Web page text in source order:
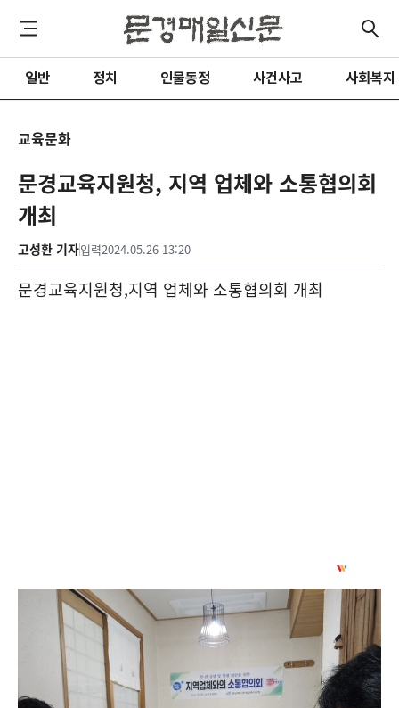
일반 정치 인물동정 사건사고 사회복지
교육문화
문경교육지원청, 지역 업체와 소통협의회
개최
고성환 기자입력2024.05.26 13:20
문경교육지원청,지역 업체와 소통협의회 개최